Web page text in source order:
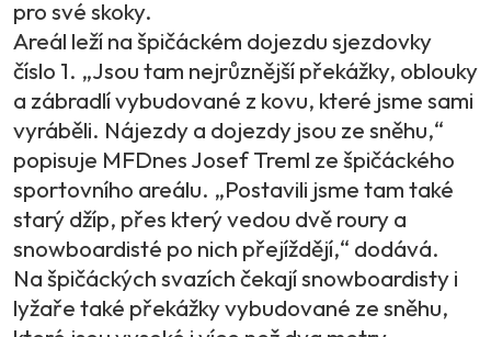
pro své skoky.
Areál leží na špičáckém dojezdu sjezdovky
číslo 1. „Jsou tam nejrůznější překážky, oblouky
a zábradlí vybudované z kovu, které jsme sami
vyráběli. Nájezdy a dojezdy jsou ze sněhu,“
popisuje MFDnes Josef Treml ze špičáckého
sportovního areálu. „Postavili jsme tam také
starý džíp, přes který vedou dvě roury a
snowboardisté po nich přejíždějí,“ dodává.
Na špičáckých svazích čekají snowboardisty i
lyžaře také překážky vybudované ze sněhu,